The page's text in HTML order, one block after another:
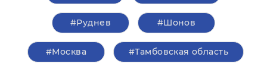
#Руднев #Шонов
#Москва #Тамбовская область